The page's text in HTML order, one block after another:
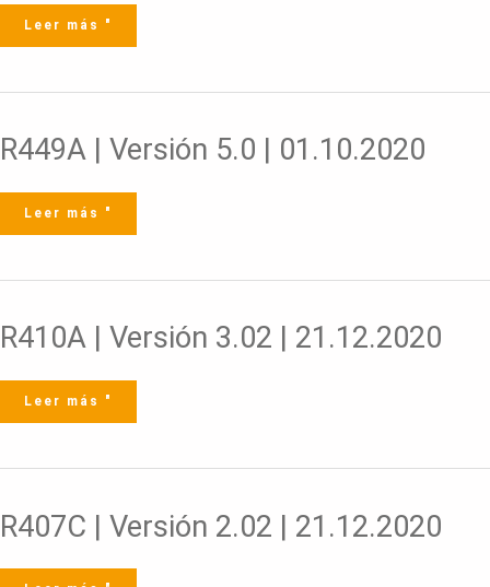
23.10.2020
Leer más "
R449A | Versión 5.0 | 01.10.2020
R449A
|
Versión
01.10.2020
Leer más "
R410A | Versión 3.02 | 21.12.2020
R410A
|
Versión
21.12.2020
Leer más "
R407C | Versión 2.02 | 21.12.2020
R407C
|
Versión
21.12.2020